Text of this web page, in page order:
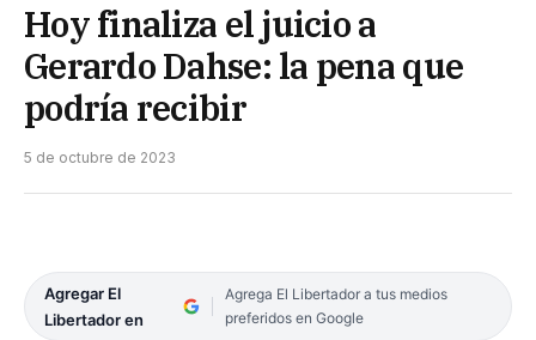
Hoy finaliza el juicio a
Gerardo Dahse: la pena que
podría recibir
5 de octubre de 2023
Agregar El
Libertador en
Agrega El Libertador a tus medios
preferidos en Google